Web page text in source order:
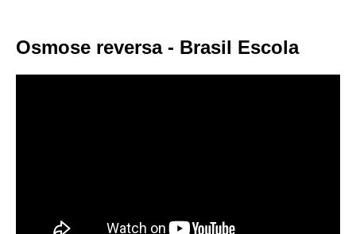
Osmose reversa - Brasil Escola